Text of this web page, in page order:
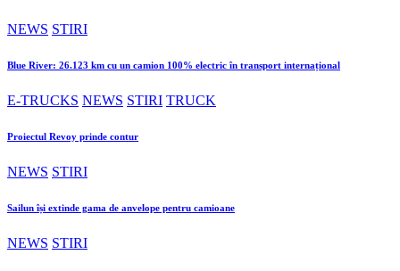
NEWS STIRI
Blue River: 26.123 km cu un camion 100% electric în transport internațional
E-TRUCKS NEWS STIRI TRUCK
Proiectul Revoy prinde contur
NEWS STIRI
Sailun își extinde gama de anvelope pentru camioane
NEWS STIRI